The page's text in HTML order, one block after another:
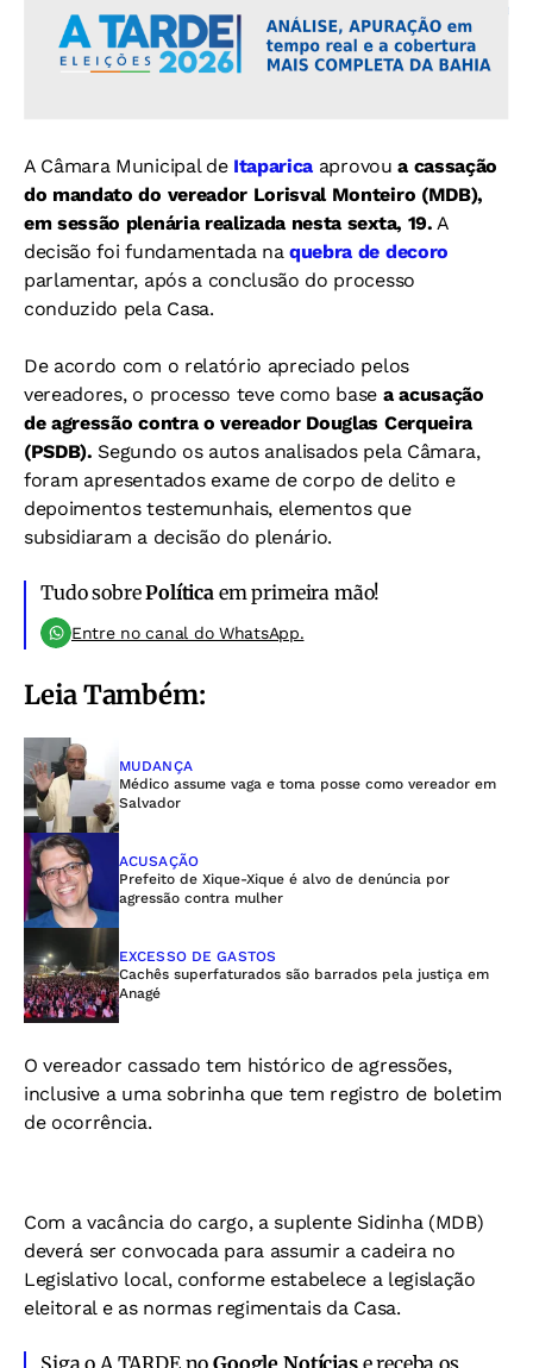
A Câmara Municipal de Itaparica aprovou a cassação
do mandato do vereador Lorisval Monteiro (MDB),
em sessão plenária realizada nesta sexta, 19. A
decisão foi fundamentada naquebra de decoro
parlamentar, após a conclusão do processo
conduzido pela Casa.
De acordo com o relatório apreciado pelos
vereadores, o processo teve como base a acusação
de agressão contra o vereador Douglas Cerqueira
(PSDB). Segundo os autos analisados pela Câmara,
foram apresentados exame de corpo de delito e
depoimentos testemunhais, elementos que
subsidiaram a decisão do plenário.
Tudo sobrePolítica em primeira mão!
Entre no canal do WhatsApp.
Leia Também:
MUDANÇA
Médico assume vaga e toma posse como vereador em
Salvador
ACUSAÇÃO
Prefeito de Xique-Xique é alvo de denúncia por
agressão contra mulher
EXCESSO DE GASTOS
Cachês superfaturados são barrados pela justiça em
Anagé
O vereador cassado tem histórico de agressões,
inclusive a uma sobrinha que tem registro de boletim
de ocorrência.
Com a vacância do cargo, a suplente Sidinha (MDB)
deverá ser convocada para assumir a cadeira no
Legislativo local, conforme estabelece a legislação
eleitoral e as normas regimentais da Casa.
Siga o A TARDE noGoogle Notíciase receba os